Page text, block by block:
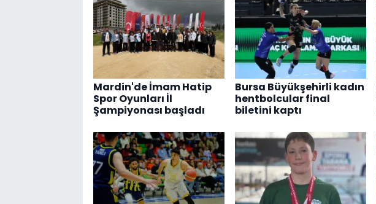
Mardin'de İmam Hatip
Spor Oyunları İl
Şampiyonası başladı
Bursa Büyükşehirli kadın
hentbolcular final
biletini kaptı